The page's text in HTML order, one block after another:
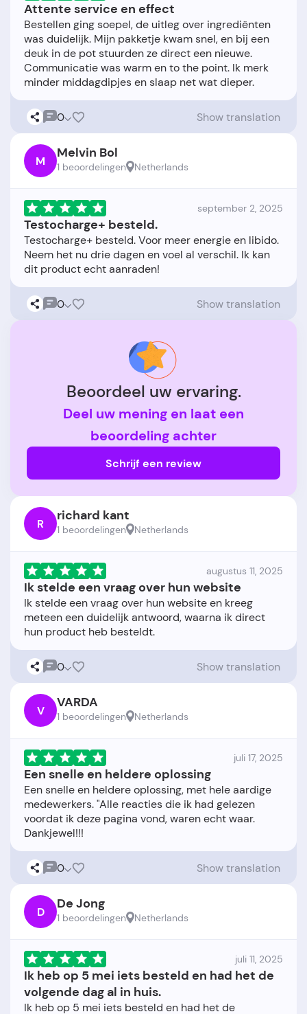
Attente service en effect
Bestellen ging soepel, de uitleg over ingrediënten
was duidelijk. Mijn pakketje kwam snel, en bij een
deuk in de pot stuurden ze direct een nieuwe.
Communicatie was warm en to the point. Ik merk
0 Show translation
M Melvin Bol
1 beoordelingen Netherlands
september 2, 2025
Testocharge+ besteld.
Testocharge+ besteld. Voor meer energie en libido.
Neem het nu drie dagen en voel al verschil. Ik kan
0 Show translation
Beoordeel uw ervaring.
Deel uw mening en laat een
beoordeling achter
Schrijf een review
R richard kant
1 beoordelingen Netherlands
augustus 11, 2025
Ik stelde een vraag over hun website
Ik stelde een vraag over hun website en kreeg
meteen een duidelijk antwoord, waarna ik direct
0 Show translation
V VARDA
1 beoordelingen Netherlands
juli 17, 2025
Een snelle en heldere oplossing
Een snelle en heldere oplossing, met hele aardige
medewerkers. "Alle reacties die ik had gelezen
voordat ik deze pagina vond, waren echt waar.
0 Show translation
D De Jong
1 beoordelingen Netherlands
juli 11, 2025
Ik heb op 5 mei iets besteld en had het de
volgende dag al in huis.
Ik heb op 5 mei iets besteld en had het de